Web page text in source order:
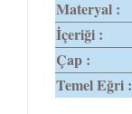
Materyal :
İçeriği :
Çap :
Temel Eğri :